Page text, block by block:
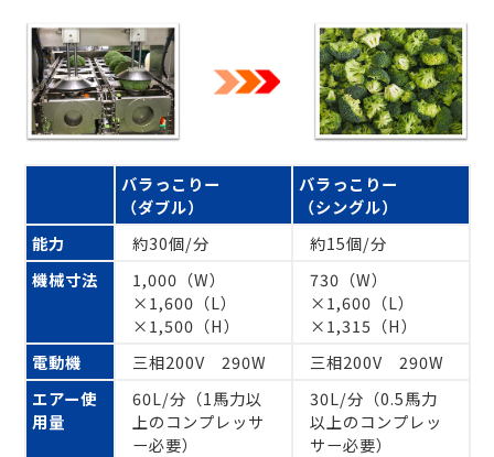
バラっこりー
（ダブル）
バラっこりー
（シングル）
能力
約30個/分
約15個/分
機械寸法
1,000（W）
×1,600（L）
×1,500（H）
730（W）
×1,600（L）
×1,315（H）
電動機
三相200V 290W
三相200V 290W
エアー使
用量
60L/分（1馬力以
上のコンプレッサ
ー必要）
30L/分（0.5馬力
以上のコンプレッ
サー必要）